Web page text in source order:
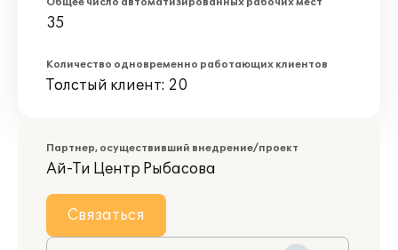
35
Количество одновременно работающих клиентов
Толстый клиент: 20
Партнер, осуществивший внедрение/проект
Ай-Ти Центр Рыбасова
Связаться